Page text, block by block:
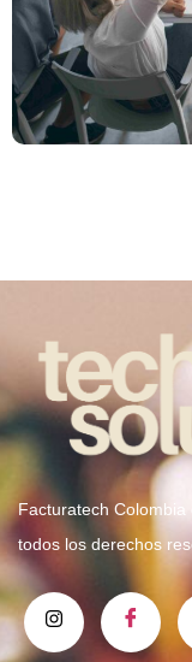
Facturatech Colombia
todos los derechos